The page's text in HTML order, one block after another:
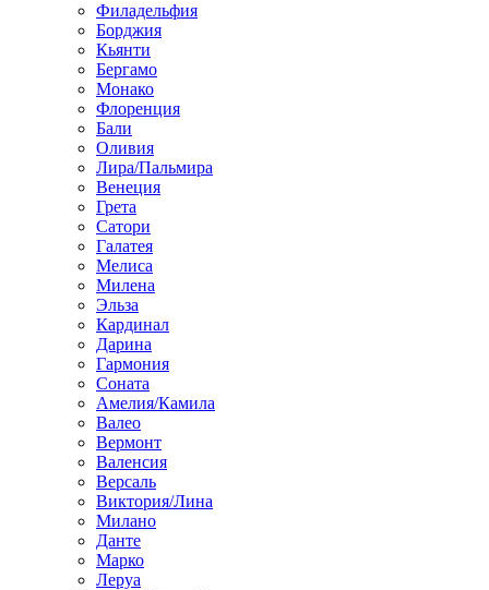
Филадельфия
Борджия
Кьянти
Бергамо
Монако
Флоренция
Бали
Оливия
Лира/Пальмира
Венеция
Грета
Сатори
Галатея
Мелиса
Милена
Эльза
Кардинал
Дарина
Гармония
Соната
Амелия/Камила
Валео
Вермонт
Валенсия
Версаль
Виктория/Лина
Милано
Данте
Марко
Леруа